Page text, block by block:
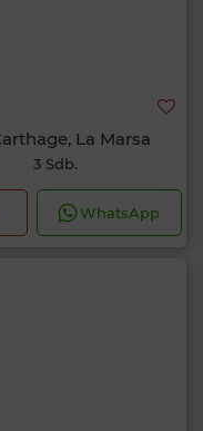
La Marsa
3 Sdb.
WhatsApp